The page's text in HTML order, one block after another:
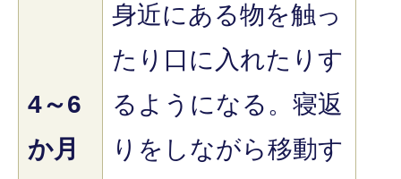
4～6
か月
身近にある物を触っ
たり口に入れたりす
るようになる。寝返
りをしながら移動す